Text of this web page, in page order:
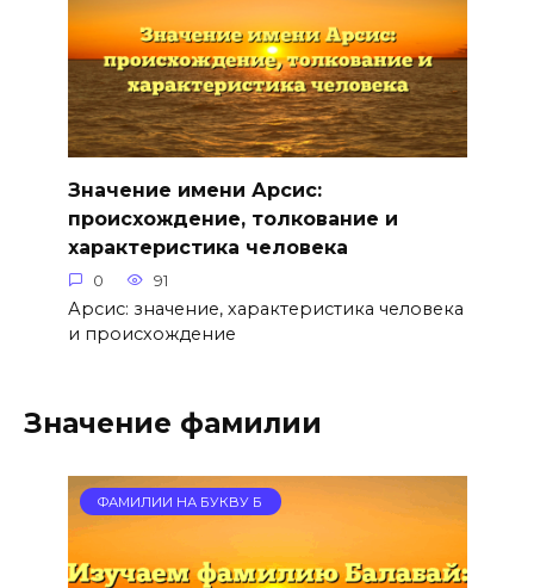
Значение имени Арсис:
происхождение, толкование и
характеристика человека
0 91
Арсис: значение, характеристика человека
и происхождение
Значение фамилии
ФАМИЛИИ НА БУКВУ Б